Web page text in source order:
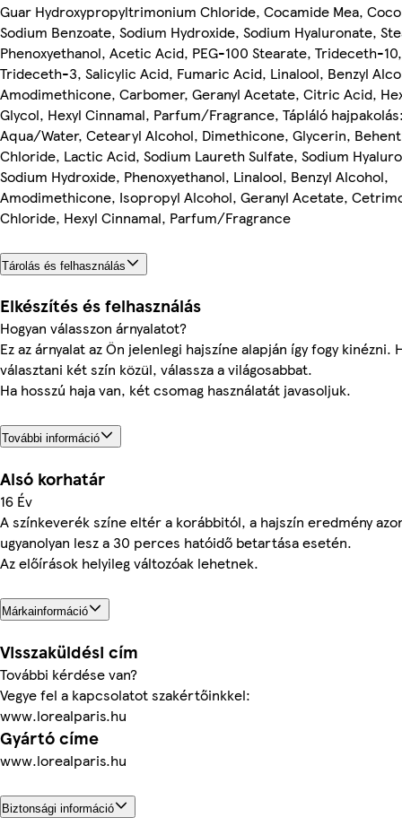
Guar Hydroxypropyltrimonium Chloride, Cocamide Mea,
Sodium Benzoate, Sodium Hydroxide, Sodium Hyaluronate,
Phenoxyethanol, Acetic Acid, PEG-100 Stearate, Trideceth-10,
Trideceth-3, Salicylic Acid, Fumaric Acid, Linalool, Benzyl
Amodimethicone, Carbomer, Geranyl Acetate, Citric Acid,
Glycol, Hexyl Cinnamal, Parfum/Fragrance, Tápláló
Aqua/Water, Cetearyl Alcohol, Dimethicone, Glycerin,
Chloride, Lactic Acid, Sodium Laureth Sulfate, Sodium
Sodium Hydroxide, Phenoxyethanol, Linalool, Benzyl Alcohol,
Amodimethicone, Isopropyl Alcohol, Geranyl Acetate,
Chloride, Hexyl Cinnamal, Parfum/Fragrance
Tárolás és felhasználás
Elkészítés és felhasználás
Hogyan válasszon árnyalatot?
Ez az árnyalat az Ön jelenlegi hajszíne alapján így fogy kinézni.
választani két szín közül, válassza a világosabbat.
Ha hosszú haja van, két csomag használatát javasoljuk.
További információ
Alsó korhatár
16 Év
A színkeverék színe eltér a korábbitól, a hajszín eredmény
ugyanolyan lesz a 30 perces hatóidő betartása esetén.
Az előírások helyileg változóak lehetnek.
Márkainformáció
Visszaküldési cím
További kérdése van?
Vegye fel a kapcsolatot szakértőinkkel:
www.lorealparis.hu
Gyártó címe
www.lorealparis.hu
Biztonsági információ